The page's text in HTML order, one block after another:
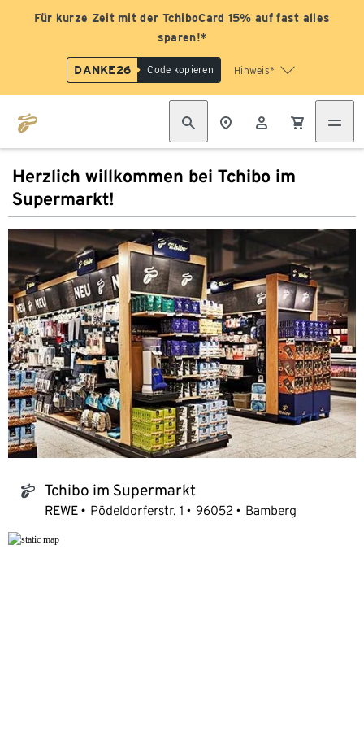
Für kurze Zeit mit der TchiboCard 15% auf fast alles
sparen!*
DANKE26 Code kopieren Hinweis*
Herzlich willkommen bei Tchibo im
Supermarkt!
tchibo_logo Tchibo im Supermarkt
REWE Pödeldorferstr. 1 96052 Bamberg